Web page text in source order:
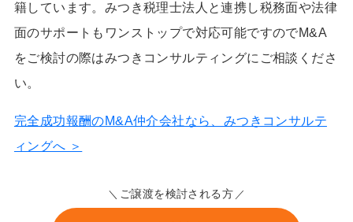
籍しています。みつき税理士法人と連携し税務面や法律
面のサポートもワンストップで対応可能ですのでM&A
をご検討の際はみつきコンサルティングにご相談くださ
い。
完全成功報酬のM&A仲介会社なら、みつきコンサルテ
ィングへ ＞
ご譲渡を検討される方